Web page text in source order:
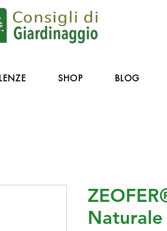
SHOP BLOG
Naturale